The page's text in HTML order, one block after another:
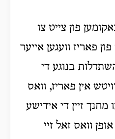
פון צייט צו
פאריז וועגען אייער
בנוגע די
אין פאריז, וואס
מחנך זיין די אידישע
וואס זאל זיי